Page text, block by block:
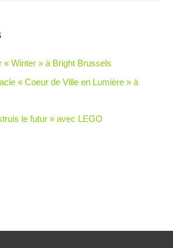
« Winter » à Bright Brussels
« Coeur de Ville en Lumière » à
le futur » avec LEGO